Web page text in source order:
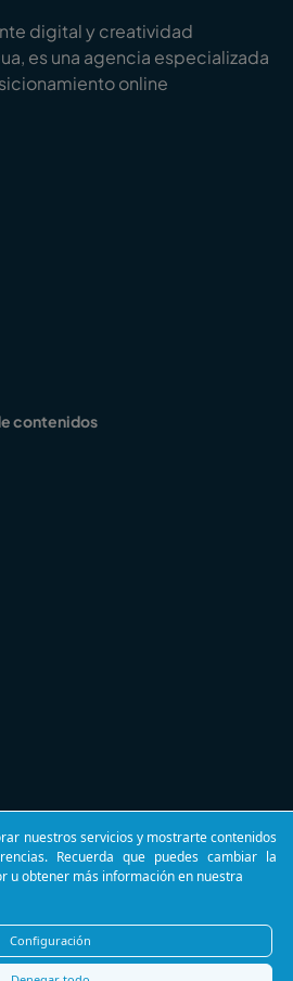
nuestros servicios y mostrarte contenidos
Recuerda que puedes cambiar la
u obtener más información en nuestra
Configuración
digital y creatividad
es una agencia especializada
online
contenidos
derechos reservados.